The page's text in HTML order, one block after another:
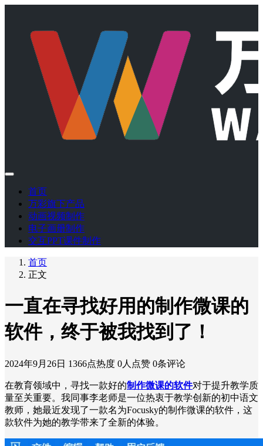
首页
万彩旗下产品
动画视频制作
电子画册制作
交互PPT课件制作
首页
正文
一直在寻找好用的制作微课的
软件，终于被我找到了！
2024年9月26日 1366点热度 0人点赞 0条评论
在教育领域中，寻找一款好的制作微课的软件对于提升教学质
量至关重要。我同事李老师是一位热衷于教学创新的初中语文
教师，她最近发现了一款名为Focusky的制作微课的软件，这
款软件为她的教学带来了全新的体验。